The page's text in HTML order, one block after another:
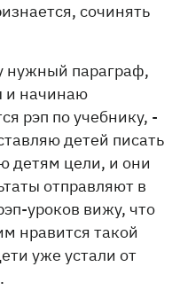
сочинять
нужный параграф,
и начинаю
рэп по учебнику, -
детей писать
детям цели, и они
отправляют в
уроков вижу, что
нравится такой
уже устали от